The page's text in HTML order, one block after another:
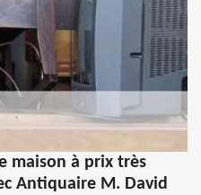
maison à prix très
Antiquaire M. David